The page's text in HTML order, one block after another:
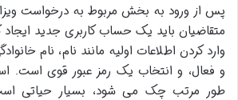
پس از ورود به بخش مربوط به درخواست
متقاضیان باید یک حساب کاربری جدید
وارد کردن اطلاعات اولیه مانند نام، نام
و فعال، و انتخاب یک رمز عبور قوی است.
طور مرتب چک می شود، بسیار حیاتی